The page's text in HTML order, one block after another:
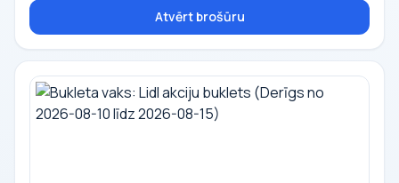
Atvērt brošūru